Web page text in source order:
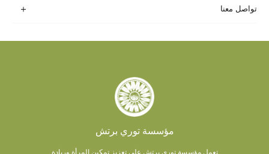
تواصل معنا
مؤسسة توري برتش
تعمل مؤسسة توري برتش على تعزيز تمكين المرأة وريادة